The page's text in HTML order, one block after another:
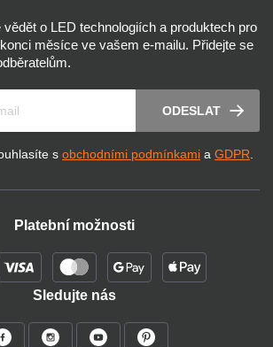
o LED technologiích a produktech pro
měsíce ve vašem e-mailu. Přidejte se
ODESLAT
s obchodními podmínkami a GDPR
Platební možnosti
Sledujte nás